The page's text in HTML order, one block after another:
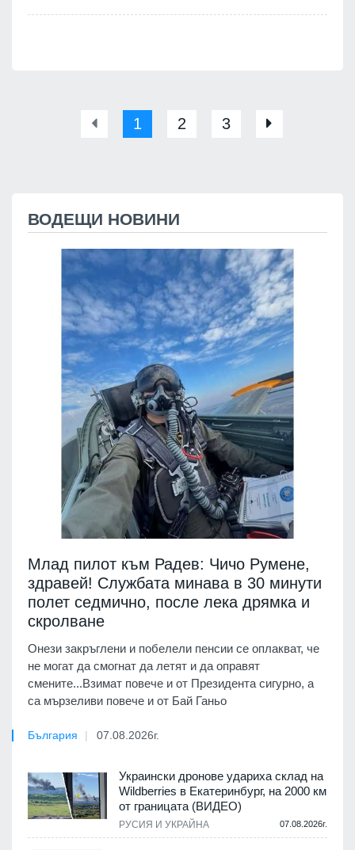
1 2 3
ВОДЕЩИ НОВИНИ
Млад пилот към Радев: Чичо Румене,
здравей! Службата минава в 30 минути
полет седмично, после лека дрямка и
скролване
Онези закръглени и побелели пенсии се оплакват, че
не могат да смогнат да летят и да оправят
смените...Взимат повече и от Президента сигурно, а
са мързеливи повече и от Бай Ганьо
България 07.08.2026г.
Украински дронове удариха склад на
Wildberries в Екатеринбург, на 2000 км
от границата (ВИДЕО)
РУСИЯ И УКРАЙНА 07.08.2026г.